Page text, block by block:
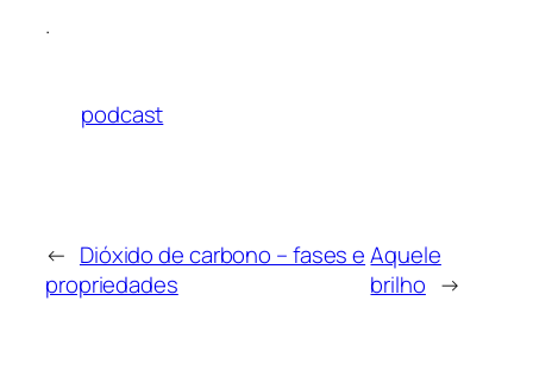
.
podcast
← Dióxido de carbono – fases e
propriedades
Aquele
brilho →